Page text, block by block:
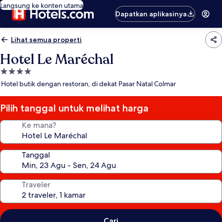
Langsung ke konten utama
Dapatkan aplikasinya
Lihat semua properti
Hotel Le Maréchal
Properti
bintang
Hotel butik dengan restoran, di dekat Pasar Natal Colmar
Pilih tanggal untuk melihat harga
Ke mana?
Tanggal
Traveler